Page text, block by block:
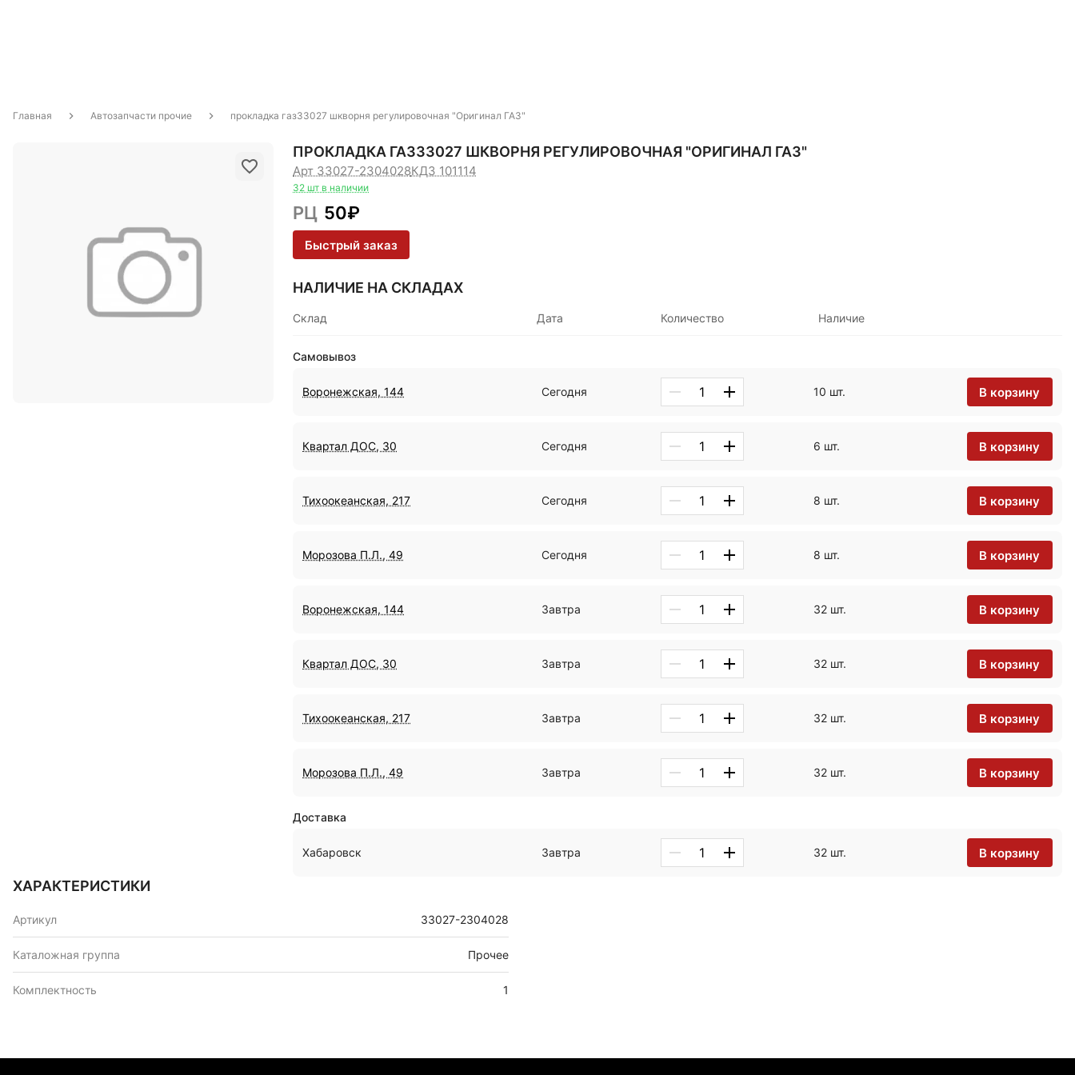
Главная Автозапчасти прочие прокладка газ33027 шкворня регулировочная "Оригинал ГАЗ"
ПРОКЛАДКА ГАЗ33027 ШКВОРНЯ РЕГУЛИРОВОЧНАЯ "ОРИГИНАЛ ГАЗ"
Арт 33027-2304028КДЗ 101114
32 шт в наличии
РЦ 50₽
Быстрый заказ
НАЛИЧИЕ НА СКЛАДАХ
Склад Дата Количество Наличие
Самовывоз
Воронежская, 144 Сегодня 10 шт. В корзину
Квартал ДОС, 30 Сегодня 6 шт. В корзину
Тихоокеанская, 217 Сегодня 8 шт. В корзину
Морозова П.Л., 49 Сегодня 8 шт. В корзину
Воронежская, 144 Завтра 32 шт. В корзину
Квартал ДОС, 30 Завтра 32 шт. В корзину
Тихоокеанская, 217 Завтра 32 шт. В корзину
Морозова П.Л., 49 Завтра 32 шт. В корзину
Доставка
Хабаровск Завтра 32 шт. В корзину
ХАРАКТЕРИСТИКИ
Артикул 33027-2304028
Каталожная группа Прочее
Комплектность 1